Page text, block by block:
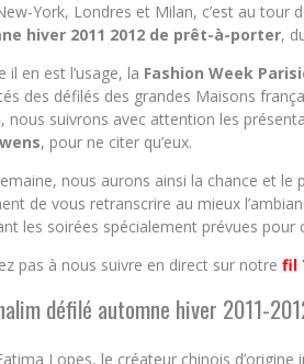
York, Londres et Milan, c’est au tour
hiver 2011 2012 de prêt-à-porter,
il en est l’usage, la Fashion Week
des défilés des grandes Maisons
, nous suivrons avec attention les
, pour ne citer qu’eux.
nous aurons ainsi la chance et le
de vous retranscrire au mieux
les soirées spécialement prévues
pas à nous suivre en direct sur notre fil
défilé automne hiver 2011-
Lopes, le créateur chinois d’origine